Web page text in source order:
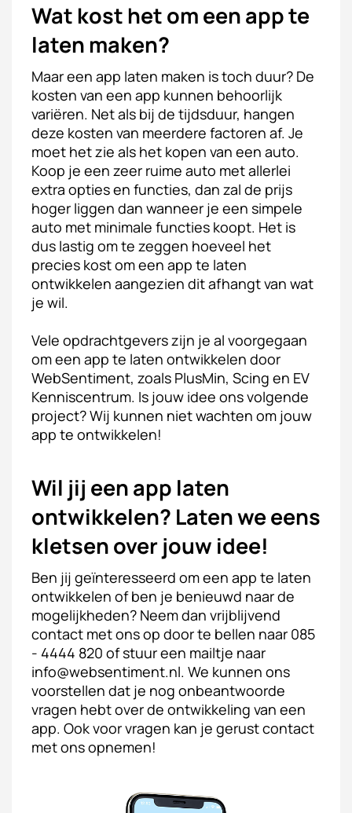
Wat kost het om een app te
laten maken?
Maar een app laten maken is toch duur? De
kosten van een app kunnen behoorlijk
variëren. Net als bij de tijdsduur, hangen
deze kosten van meerdere factoren af. Je
moet het zie als het kopen van een auto.
Koop je een zeer ruime auto met allerlei
extra opties en functies, dan zal de prijs
hoger liggen dan wanneer je een simpele
auto met minimale functies koopt. Het is
dus lastig om te zeggen hoeveel het
precies kost om een app te laten
ontwikkelen aangezien dit afhangt van wat
je wil.
Vele opdrachtgevers zijn je al voorgegaan
om een app te laten ontwikkelen door
WebSentiment, zoals PlusMin, Scing en EV
Kenniscentrum. Is jouw idee ons volgende
project? Wij kunnen niet wachten om jouw
app te ontwikkelen!
Wil jij een app laten
ontwikkelen? Laten we eens
kletsen over jouw idee!
Ben jij geïnteresseerd om een app te laten
ontwikkelen of ben je benieuwd naar de
mogelijkheden? Neem dan vrijblijvend
contact met ons op door te bellen naar 085
- 4444 820 of stuur een mailtje naar
info@websentiment.nl. We kunnen ons
voorstellen dat je nog onbeantwoorde
vragen hebt over de ontwikkeling van een
app. Ook voor vragen kan je gerust contact
met ons opnemen!